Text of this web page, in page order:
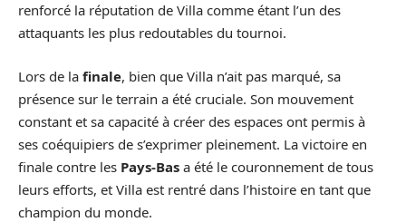
renforcé la réputation de Villa comme étant l’un des
attaquants les plus redoutables du tournoi.
Lors de la finale, bien que Villa n’ait pas marqué, sa
présence sur le terrain a été cruciale. Son mouvement
constant et sa capacité à créer des espaces ont permis à
ses coéquipiers de s’exprimer pleinement. La victoire en
finale contre les Pays-Bas a été le couronnement de tous
leurs efforts, et Villa est rentré dans l’histoire en tant que
champion du monde.